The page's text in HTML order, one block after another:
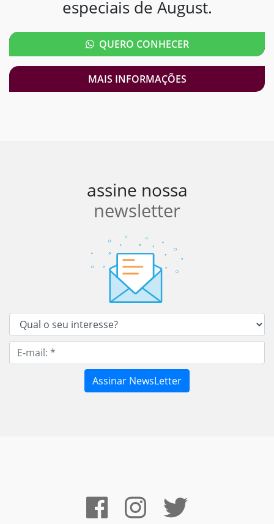
especiais de August.
QUERO CONHECER
MAIS INFORMAÇÕES
assine nossa
newsletter